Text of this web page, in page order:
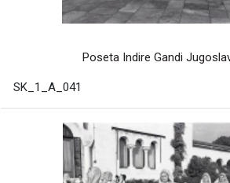
Poseta Indire Gandi
SK_1_A_041